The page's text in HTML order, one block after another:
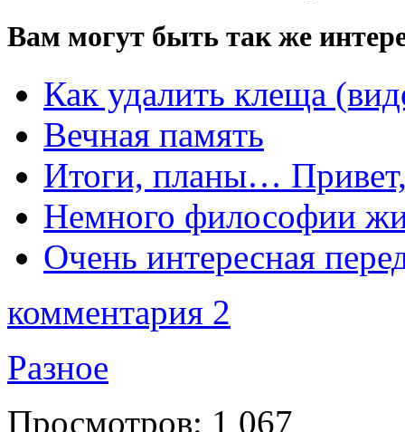
Вам могут быть так же
Как удалить клеща
Вечная память
Итоги, планы…
Немного философии
Очень интересная
комментария 2
Разное
Просмотров: 1 067